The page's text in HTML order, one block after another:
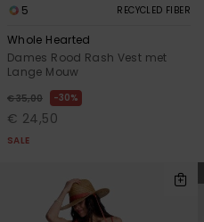
5 RECYCLED FIBER
Whole Hearted
Dames Rood Rash Vest met
Lange Mouw
€ 35,00 30%
€ 24,50
SALE